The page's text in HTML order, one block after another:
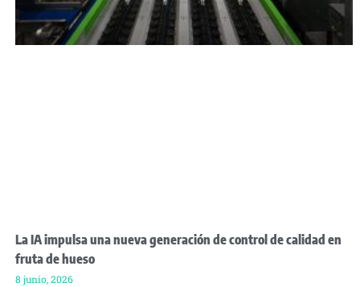
La IA impulsa una nueva generación de control de calidad en
fruta de hueso
8 junio, 2026